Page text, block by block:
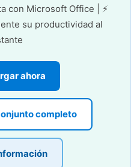
con Microsoft Office | ⚡
su productividad al
ahora
completo